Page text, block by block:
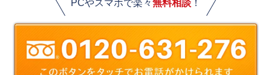
PCやスマホで楽々無料相談！